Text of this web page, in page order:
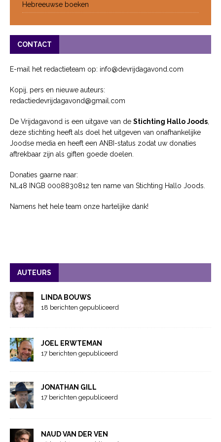
Hebreeuwse boeken
CONTACT
E-mail het redactieteam op: info@devrijdagavond.com
Kopij, pers en nieuwe auteurs:
redactiedevrijdagavond@gmail.com
De Vrijdagavond is een uitgave van de Stichting Hallo Joods,
deze stichting heeft als doel het uitgeven van onafhankelijke
Joodse media en heeft een ANBI-status zodat uw donaties
aftrekbaar zijn als giften goede doelen.
Donaties gaarne naar:
NL48 INGB 0008830812 ten name van Stichting Hallo Joods.
Namens het hele team onze hartelijke dank!
AUTEURS
LINDA BOUWS
18 berichten gepubliceerd
JOEL ERWTEMAN
17 berichten gepubliceerd
JONATHAN GILL
17 berichten gepubliceerd
NAUD VAN DER VEN